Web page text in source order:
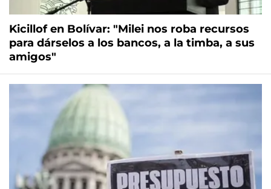
Kicillof en Bolívar: "Milei nos roba recursos
para dárselos a los bancos, a la timba, a sus
amigos"